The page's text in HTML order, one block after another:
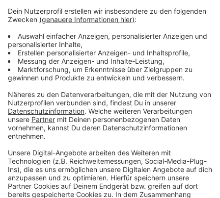
und gleichzeitig mit höheren Mindestlöhnen und
Spritpreise zu kämpfen hätten.
Anzeige
Mehr Meldungen von hier:
Leverkusener Finanzamt arbeitet
Grundsteuererklärungen ab
Tödliche Attacke auf Schwangere: Leverkusener in U-
Haft
Frauenberatungsstelle Leverkusen ist jetzt größer